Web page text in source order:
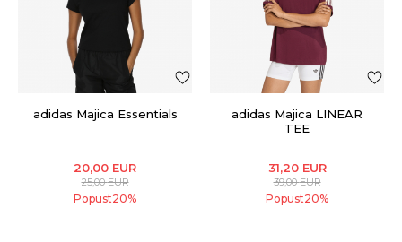
adidas Majica Essentials
20,00 EUR
25,00EUR
Popust20%
adidas Majica LINEAR
TEE
31,20 EUR
39,00EUR
Popust20%